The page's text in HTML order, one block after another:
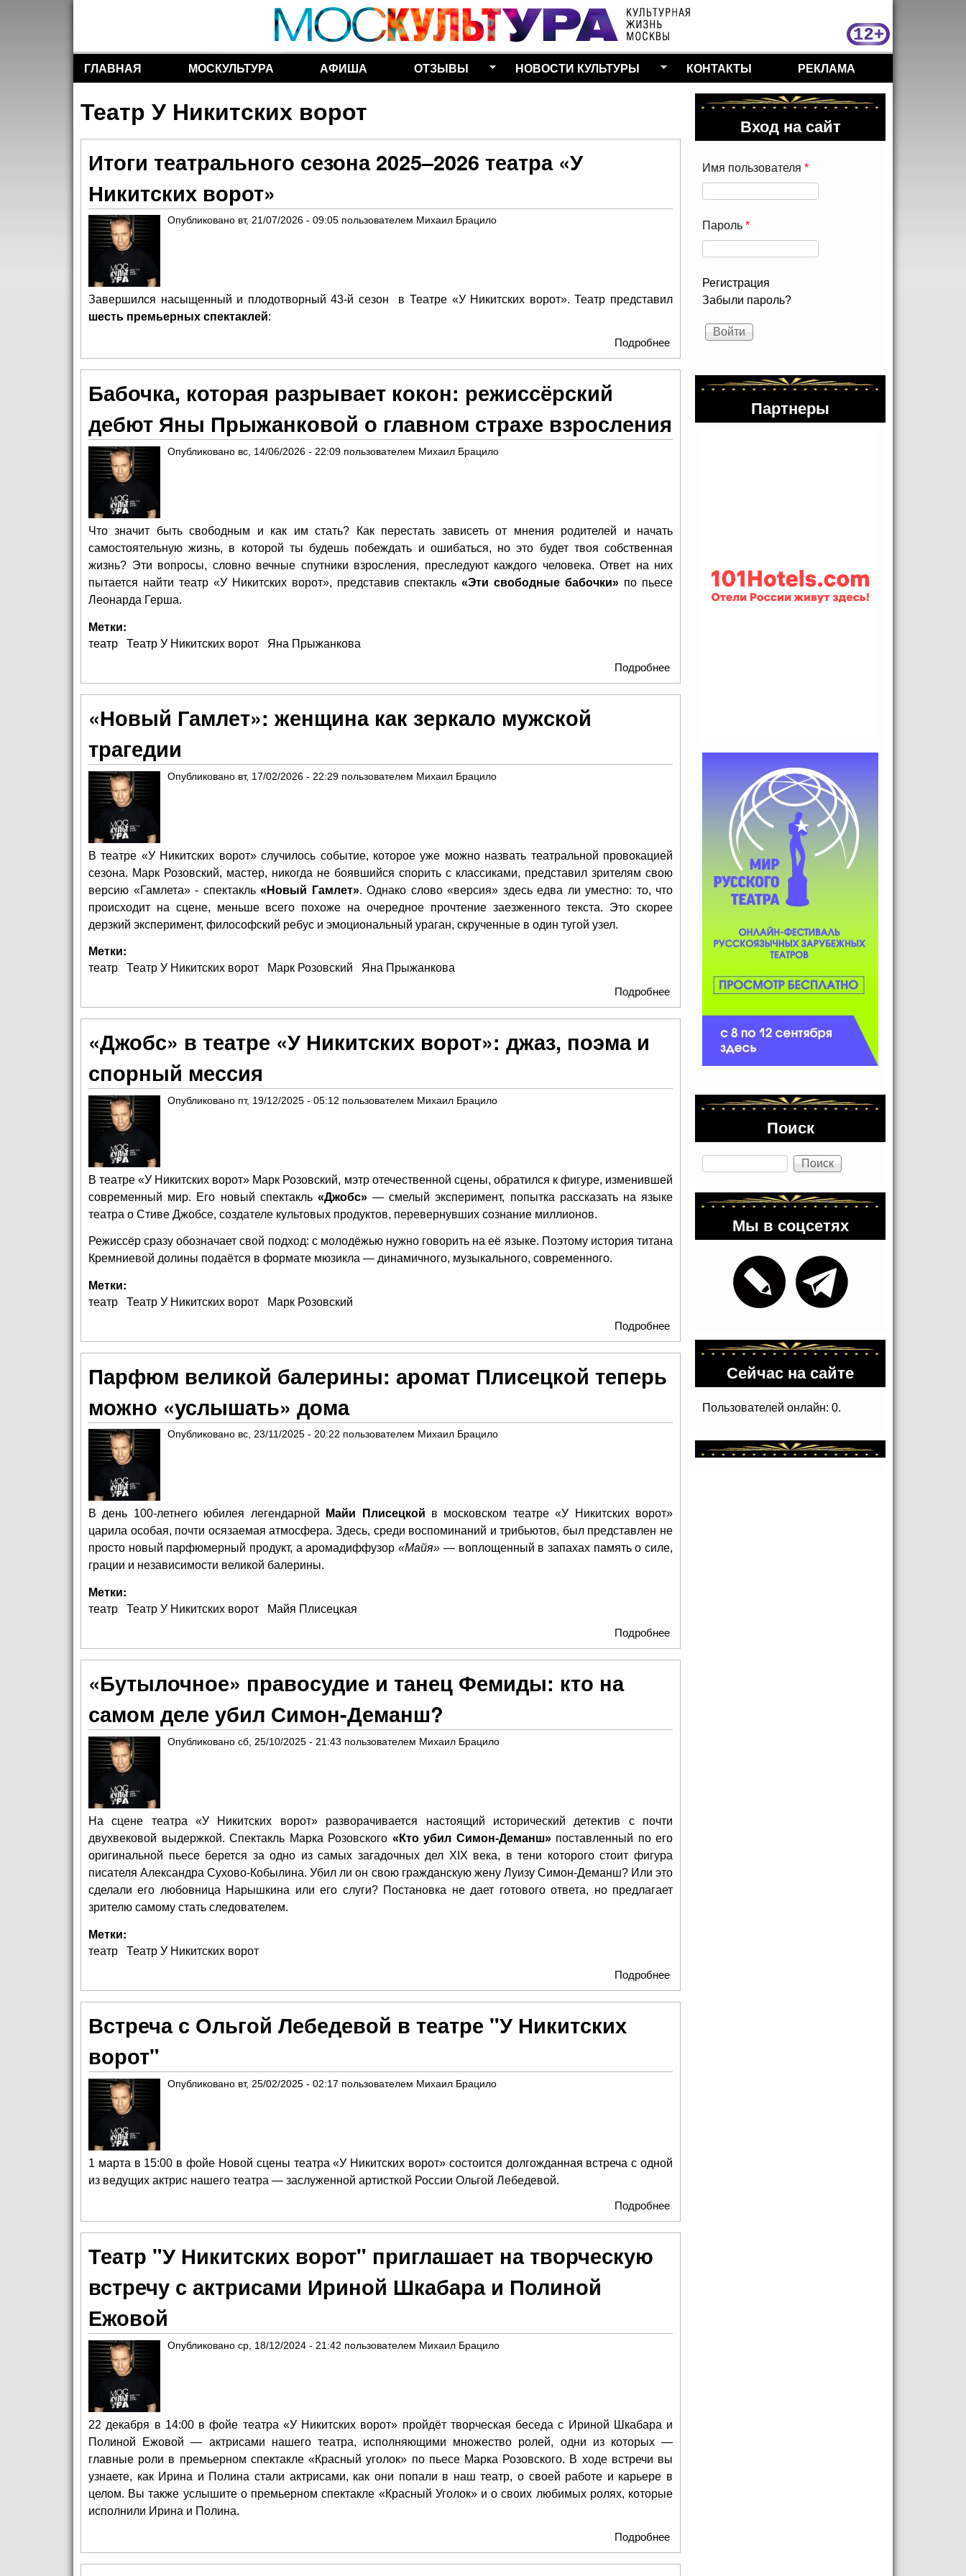
Перейти к основному
содержанию
Разделы сайта
ГЛАВНАЯ МОСКУЛЬТУРА АФИША ОТЗЫВЫ НОВОСТИ КУЛЬТУРЫ КОНТАКТЫ РЕКЛАМА
Театр У Никитских ворот
Итоги театрального сезона 2025–2026 театра «У
Никитских ворот»
Опубликовано вт, 21/07/2026 - 09:05 пользователем Михаил Брацило
Завершился насыщенный и плодотворный 43-й сезон в Театре «У Никитских ворот». Театр представил
шесть премьерных спектаклей:
Подробнее о Итоги театрального сезона 2025–2026 театра «У
Никитских ворот»
Бабочка, которая разрывает кокон: режиссёрский
дебют Яны Прыжанковой о главном страхе взросления
Опубликовано вс, 14/06/2026 - 22:09 пользователем Михаил Брацило
Что значит быть свободным и как им стать? Как перестать зависеть от мнения родителей и начать
самостоятельную жизнь, в которой ты будешь побеждать и ошибаться, но это будет твоя собственная
жизнь? Эти вопросы, словно вечные спутники взросления, преследуют каждого человека. Ответ на них
пытается найти театр «У Никитских ворот», представив спектакль«Эти свободные бабочки» по пьесе
Леонарда Герша.
Метки:
театр Театр У Никитских ворот
Яна Прыжанкова
Подробнее
Яны Прыжанковой о главном страхе взросления
«Новый Гамлет»: женщина как зеркало мужской
трагедии
Опубликовано вт, 17/02/2026 - 22:29 пользователем Михаил Брацило
В театре «У Никитских ворот» случилось событие, которое уже можно назвать театральной провокацией
сезона. Марк Розовский, мастер, никогда не боявшийся спорить с классиками, представил зрителям свою
версию «Гамлета» - спектакль «Новый Гамлет». Однако слово «версия» здесь едва ли уместно: то, что
происходит на сцене, меньше всего похоже на очередное прочтение заезженного текста. Это скорее
дерзкий эксперимент, философский ребус и эмоциональный ураган, скрученные в один тугой узел.
Метки:
театр Театр У Никитских ворот Марк Розовский
Яна Прыжанкова
Подробнее о «Новый Гамлет»: женщина как зеркало мужской трагедии
«Джобс» в театре «У Никитских ворот»: джаз, поэма и
спорный мессия
Опубликовано пт, 19/12/2025 - 05:12 пользователем Михаил Брацило
В театре «У Никитских ворот» Марк Розовский, мэтр отечественной сцены, обратился к фигуре, изменившей
современный мир. Его новый спектакль «Джобс»— смелый эксперимент, попытка рассказать на языке
театра о Стиве Джобсе, создателе культовых продуктов, перевернувших сознание миллионов.
Режиссёр сразу обозначает свой подход: с молодёжью нужно говорить на её языке. Поэтому история титана
Кремниевой долины подаётся в формате мюзикла — динамичного, музыкального, современного.
Метки:
театр Театр У Никитских ворот
Марк Розовский
Подробнее
спорный мессия
Парфюм великой балерины: аромат Плисецкой теперь
можно «услышать» дома
Опубликовано вс, 23/11/2025 - 20:22 пользователем Михаил Брацило
В день 100-летнего юбилея легендарной Майи Плисецкой в московском театре «У Никитских ворот»
царила особая, почти осязаемая атмосфера. Здесь, среди воспоминаний и трибьютов, был представлен не
просто новый парфюмерный продукт, а аромадиффузор«Майя» — воплощенный в запахах память о силе,
грации и независимости великой балерины.
Метки:
театр Театр У Никитских ворот
Майя Плисецкая
Подробнее
можно «услышать» дома
«Бутылочное» правосудие и танец Фемиды: кто на
самом деле убил Симон-Деманш?
Опубликовано сб, 25/10/2025 - 21:43 пользователем Михаил Брацило
На сцене театра «У Никитских ворот» разворачивается настоящий исторический детектив с почти
двухвековой выдержкой. Спектакль Марка Розовского «Кто убил Симон-Деманш» поставленный по его
оригинальной пьесе берется за одно из самых загадочных дел XIX века, в тени которого стоит фигура
писателя Александра Сухово-Кобылина. Убил ли он свою гражданскую жену Луизу Симон-Деманш? Или это
сделали его любовница Нарышкина или его слуги? Постановка не дает готового ответа, но предлагает
зрителю самому стать следователем.
Метки:
театр
Театр У Никитских ворот
Подробнее
самом деле убил Симон-Деманш?
Встреча с Ольгой Лебедевой в театре "У Никитских
ворот"
Опубликовано вт, 25/02/2025 - 02:17 пользователем Михаил Брацило
1 марта в 15:00 в фойе Новой сцены театра «У Никитских ворот» состоится долгожданная встреча с одной
из ведущих актрис нашего театра — заслуженной артисткой России Ольгой Лебедевой.
Подробнее
ворот"
Театр "У Никитских ворот" приглашает на творческую
встречу с актрисами Ириной Шкабара и Полиной
Ежовой
Опубликовано ср, 18/12/2024 - 21:42 пользователем Михаил Брацило
22 декабря в 14:00 в фойе театра «У Никитских ворот» пройдёт творческая беседа с Ириной Шкабара и
Полиной Ежовой — актрисами нашего театра, исполняющими множество ролей, одни из которых —
главные роли в премьерном спектакле «Красный уголок» по пьесе Марка Розовского. В ходе встречи вы
узнаете, как Ирина и Полина стали актрисами, как они попали в наш театр, о своей работе и карьере в
целом. Вы также услышите о премьерном спектакле «Красный Уголок» и о своих любимых ролях, которые
исполнили Ирина и Полина.
Подробнее
встречу с актрисами Ириной Шкабара и Полиной Ежовой
Вход на сайт
Имя пользователя *
Пароль *
Регистрация
Забыли пароль?
Партнеры
Поиск
Поиск
Мы в соцсетях
Сейчас на сайте
Пользователей онлайн: 0.